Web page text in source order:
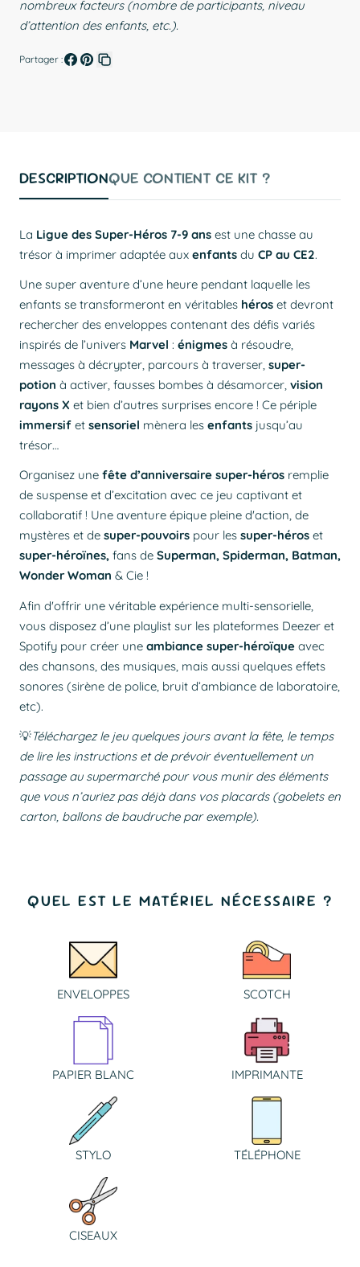
nombreux facteurs (nombre de participants, niveau
d’attention des enfants, etc.).
Partager :
DESCRIPTIONQUE CONTIENT CE KIT ?
La Ligue des Super-Héros 7-9 ans est une chasse au
trésor à imprimer adaptée aux enfants du CP au CE2.
Une super aventure d’une heure pendant laquelle les
enfants se transformeront en véritables héros et devront
rechercher des enveloppes contenant des défis variés
inspirés de l’univers Marvel : énigmes à résoudre,
messages à décrypter, parcours à traverser, super-
potion à activer, fausses bombes à désamorcer, vision
rayons X et bien d’autres surprises encore ! Ce périple
immersif et sensoriel mènera les enfants jusqu’au
trésor…
Organisez une fête d’anniversaire super-héros remplie
de suspense et d’excitation avec ce jeu captivant et
collaboratif ! Une aventure épique pleine d'action, de
mystères et de super-pouvoirs pour les super-héros et
super-héroïnes, fans de Superman, Spiderman, Batman,
Wonder Woman & Cie !
Afin d'offrir une véritable expérience multi-sensorielle,
vous disposez d’une playlist sur les plateformes Deezer et
Spotify pour créer une ambiance super-héroïque avec
des chansons, des musiques, mais aussi quelques effets
sonores (sirène de police, bruit d’ambiance de laboratoire,
etc).
💡Téléchargez le jeu quelques jours avant la fête, le temps
de lire les instructions et de prévoir éventuellement un
passage au supermarché pour vous munir des éléments
que vous n’auriez pas déjà dans vos placards (gobelets en
carton, ballons de baudruche par exemple).
QUEL EST LE MATÉRIEL NÉCESSAIRE ?
ENVELOPPES SCOTCH
PAPIER BLANC IMPRIMANTE
STYLO TÉLÉPHONE
CISEAUX